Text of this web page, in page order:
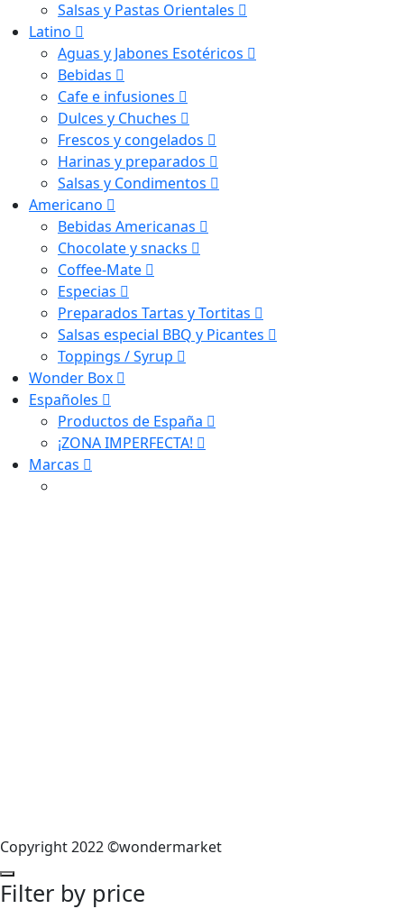
Salsas y Pastas Orientales
Latino
Aguas y Jabones Esotéricos
Bebidas
Cafe e infusiones
Dulces y Chuches
Frescos y congelados
Harinas y preparados
Salsas y Condimentos
Americano
Bebidas Americanas
Chocolate y snacks
Coffee-Mate
Especias
Preparados Tartas y Tortitas
Salsas especial BBQ y Picantes
Toppings / Syrup
Wonder Box
Españoles
Productos de España
¡ZONA IMPERFECTA!
Marcas
Copyright 2022 ©wondermarket
Filter by price